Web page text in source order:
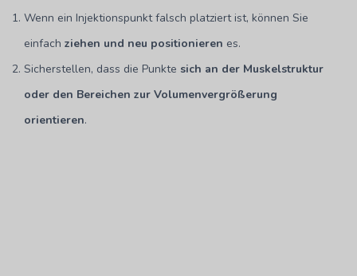
Wenn ein Injektionspunkt falsch platziert ist, können Sie
einfachziehen und neu positionieren es.
Sicherstellen, dass die Punkte sich an der Muskelstruktur
oder den Bereichen zur Volumenvergrößerung
orientieren.